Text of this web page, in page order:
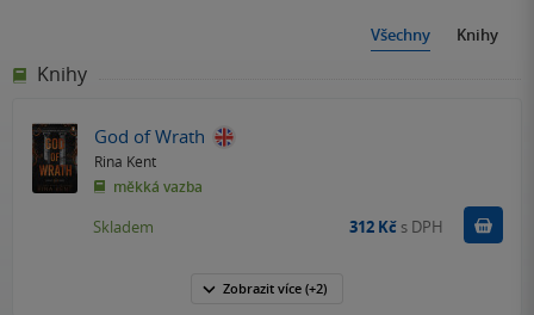
Všechny Knihy
Knihy
God of Wrath
Rina Kent
měkká vazba
Skladem 312 Kč s DPH
Zobrazit více (+2)